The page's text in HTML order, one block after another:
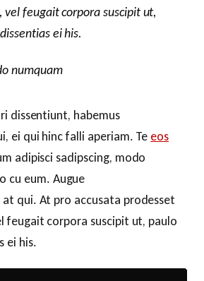
feugait corpora suscipit ut,
ei his.
numquam
dissentiunt, habemus
ei qui hinc falli aperiam. Te eos
adipisci sadipscing, modo
cu eum. Augue
at qui. At pro accusata prodesset
feugait corpora suscipit ut, paulo
ei his.